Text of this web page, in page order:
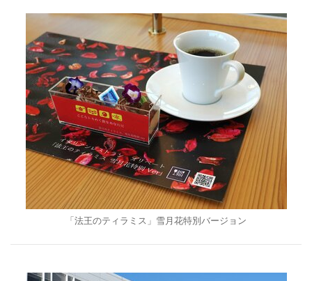
「法王のティラミス」雪月花特別バージョン